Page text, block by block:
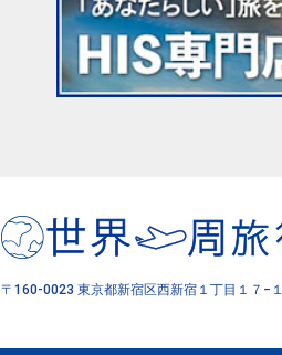
〒160-0023 東京都新宿区西新宿１丁目１７−１